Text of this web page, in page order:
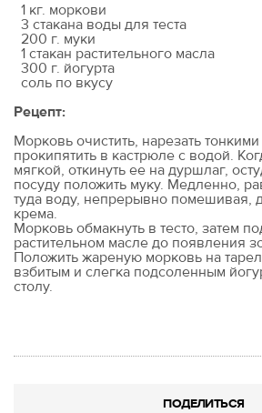
1 кг. моркови
3 стакана воды для теста
200 г. муки
1 стакан растительного масла
300 г. йогурта
соль по вкусу
Рецепт:
Морковь очистить, нарезать
прокипятить в кастрюле с водой.
мягкой, откинуть ее на дуршлаг,
посуду положить муку. Медленно,
туда воду, непрерывно помешивая,
крема.
Морковь обмакнуть в тесто, затем
растительном масле до появления
Положить жареную морковь на
взбитым и слегка подсоленным
столу.
ПОДЕЛИТЬСЯ